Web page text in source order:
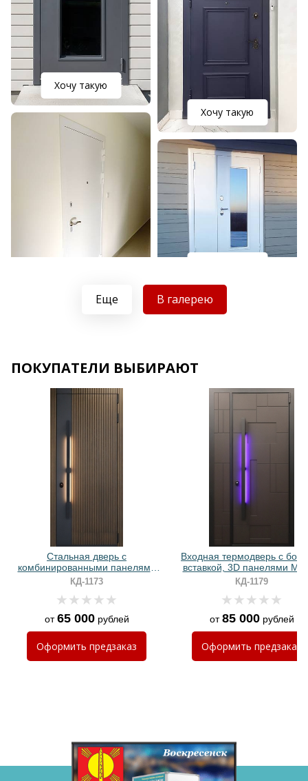
Хочу такую
Хочу такую
Хочу такую
Хочу такую
Хочу такую
Хочу такую
Хочу такую
Еще В галерею
ПОКУПАТЕЛИ ВЫБИРАЮТ
Стальная дверь с
комбинированными панелями
МДФ и ручкой-скобой с
подсветкой
КД-1173
от65 000рублей
Оформить предзаказ
Входная термодверь с
вставкой, 3D панелями
ручкой с подсветкой
КД-1179
от85 000рублей
Оформить предзаказ